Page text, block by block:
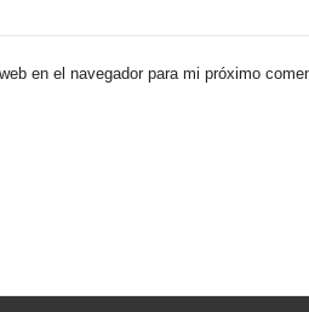
en el navegador para mi próximo